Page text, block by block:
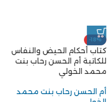
-18%
كتاب أحكام الحيض والنفاس
للكاتبة أم الحسن رحاب بنت
محمد الخولي
أم الحسن رحاب بنت محمد